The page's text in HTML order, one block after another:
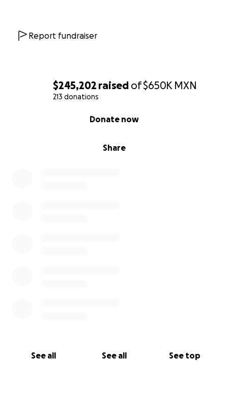
$245,202 raised of$650K MXN
213 donations
Share
Donate now
See all See all See top
Report fundraiser